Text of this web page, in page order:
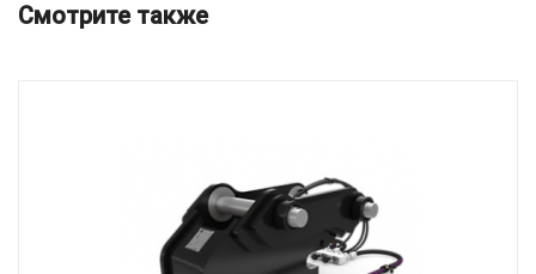
Смотрите также